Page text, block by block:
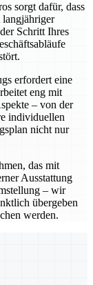
sorgt dafür, dass
Schritt Ihres
erfordert eine
eng mit
– von der
individuellen
nicht nur
das mit
Ausstattung
– wir
übergeben
werden.